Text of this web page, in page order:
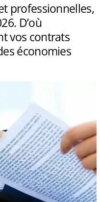
professionnelles,
D’où
vos contrats
économies